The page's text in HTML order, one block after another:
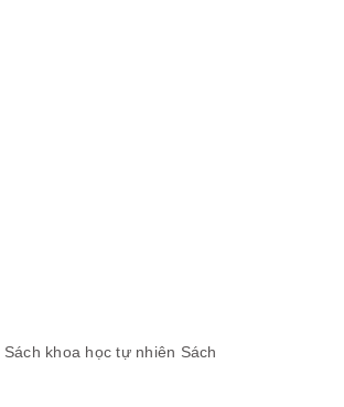
Sách khoa học tự nhiên Sách